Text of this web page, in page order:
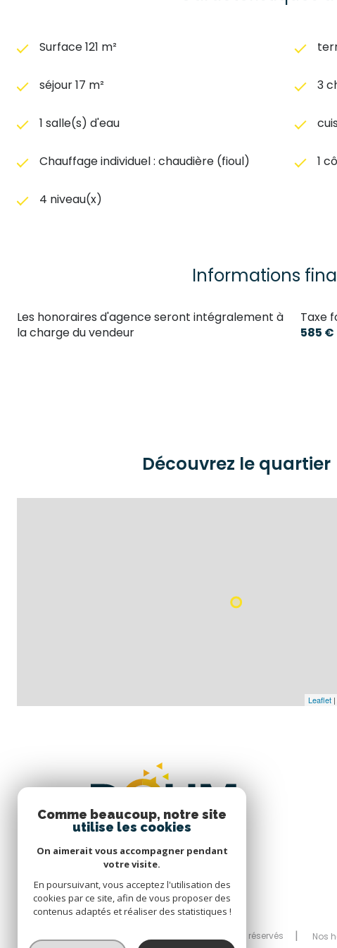
Surface 121 m²
séjour 17 m² 3
1 salle(s) d'eau
Chauffage individuel : chaudière (fioul) 1
4 niveau(x)
Informations
Les honoraires d'agence seront intégralement à
la charge du vendeur
Taxe
585 €
Découvrez le quartier
Leaflet |
© 2026 | Tous droits réservés Nos
Comme beaucoup, notre site
utilise les cookies
On aimerait vous accompagner pendant
votre visite.
En poursuivant, vous acceptez l'utilisation des
cookies par ce site, afin de vous proposer des
contenus adaptés et réaliser des statistiques !